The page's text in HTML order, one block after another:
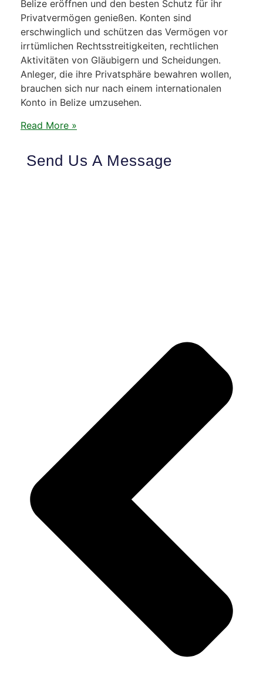
Belize eröffnen und den besten Schutz für ihr
Privatvermögen genießen. Konten sind
erschwinglich und schützen das Vermögen vor
irrtümlichen Rechtsstreitigkeiten, rechtlichen
Aktivitäten von Gläubigern und Scheidungen.
Anleger, die ihre Privatsphäre bewahren wollen,
brauchen sich nur nach einem internationalen
Konto in Belize umzusehen.
Read More »
Send Us A Message